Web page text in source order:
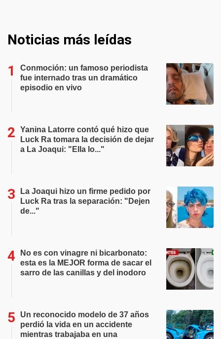
Noticias más leídas
Conmoción: un famoso periodista
fue internado tras un dramático
episodio en vivo
Yanina Latorre contó qué hizo que
Luck Ra tomara la decisión de dejar
a La Joaqui: "Ella lo..."
La Joaqui hizo un firme pedido por
Luck Ra tras la separación: "Dejen
de..."
No es con vinagre ni bicarbonato:
esta es la MEJOR forma de sacar el
sarro de las canillas y del inodoro
Un reconocido modelo de 37 años
perdió la vida en un accidente
mientras trabajaba en una